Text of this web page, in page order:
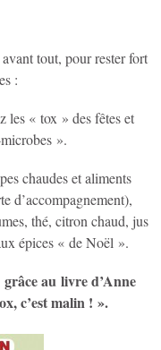
tout, pour rester fort
:
les « tox » des fêtes et
».
chaudes et aliments
d’accompagnement),
thé, citron chaud, jus
épices « de Noël ».
au livre d’Anne
c’est malin ! ».